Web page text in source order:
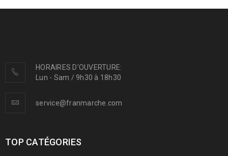
HORAIRES D'OUVERTURE:
Lun - Sam / 9h30 à 18h30
service@franmarche.com
TOP CATÉGORIES